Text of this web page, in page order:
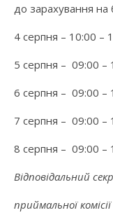
до зарахування
4 серпня – 10:00 –
5 серпня – 09:00 –
6 серпня – 09:00 –
7 серпня – 09:00 –
8 серпня – 09:00 –
Відповідальний
приймальної комісії